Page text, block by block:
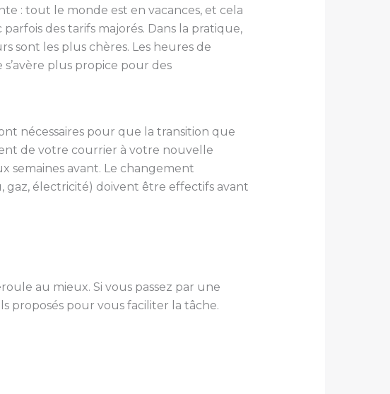
: tout le monde est en vacances, et cela
des tarifs majorés. Dans la pratique,
sont les plus chères. Les heures de
plus propice pour des
nécessaires pour que la transition que
de votre courrier à votre nouvelle
semaines avant. Le changement
gaz, électricité) doivent être effectifs avant
au mieux. Si vous passez par une
proposés pour vous faciliter la tâche.